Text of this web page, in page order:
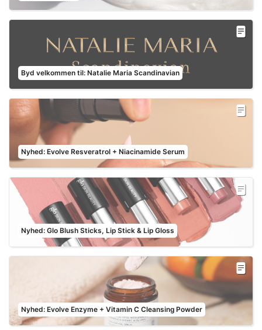
Byd velkommen til: Natalie Maria Scandinavian
Nyhed: Evolve Resveratrol + Niacinamide Serum
Nyhed: Glo Blush Sticks, Lip Stick & Lip Gloss
Nyhed: Evolve Enzyme + Vitamin C Cleansing Powder